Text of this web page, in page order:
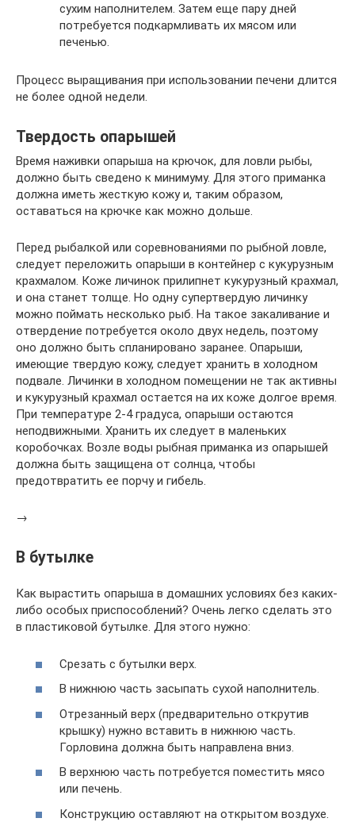
сухим наполнителем. Затем еще пару дней
потребуется подкармливать их мясом или
печенью.
Процесс выращивания при использовании печени длится
не более одной недели.
Твердость опарышей
Время наживки опарыша на крючок, для ловли рыбы,
должно быть сведено к минимуму. Для этого приманка
должна иметь жесткую кожу и, таким образом,
оставаться на крючке как можно дольше.
Перед рыбалкой или соревнованиями по рыбной ловле,
следует переложить опарыши в контейнер с кукурузным
крахмалом. Коже личинок прилипнет кукурузный крахмал,
и она станет толще. Но одну супертвердую личинку
можно поймать несколько рыб. На такое закаливание и
отвердение потребуется около двух недель, поэтому
оно должно быть спланировано заранее. Опарыши,
имеющие твердую кожу, следует хранить в холодном
подвале. Личинки в холодном помещении не так активны
и кукурузный крахмал остается на их коже долгое время.
При температуре 2-4 градуса, опарыши остаются
неподвижными. Хранить их следует в маленьких
коробочках. Возле воды рыбная приманка из опарышей
должна быть защищена от солнца, чтобы
предотвратить ее порчу и гибель.
→
В бутылке
Как вырастить опарыша в домашних условиях без каких-
либо особых приспособлений? Очень легко сделать это
в пластиковой бутылке. Для этого нужно:
Срезать с бутылки верх.
В нижнюю часть засыпать сухой наполнитель.
Отрезанный верх (предварительно открутив
крышку) нужно вставить в нижнюю часть.
Горловина должна быть направлена вниз.
В верхнюю часть потребуется поместить мясо
или печень.
Конструкцию оставляют на открытом воздухе.